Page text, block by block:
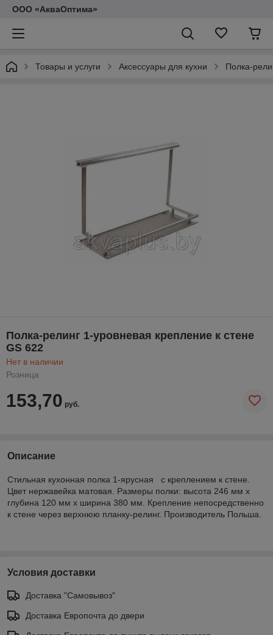
ООО «АкваОптима»
Товары и услуги Аксессуары для кухни Полка-
Полка-релинг 1-уровневая крепление к стене
GS 622
Нет в наличии
Розница
153,70 руб.
Описание
Стильная кухонная полка 1-ярусная с креплением к стене.
Цвет нержавейка матовая. Размеры полки: высота 246 мм х
глубина 120 мм х ширина 380 мм. Крепление непосредственно
к стене через верхнюю планку-релинг. Производитель Польша.
Условия доставки
Доставка "Самовывоз"
Доставка Европочта до двери